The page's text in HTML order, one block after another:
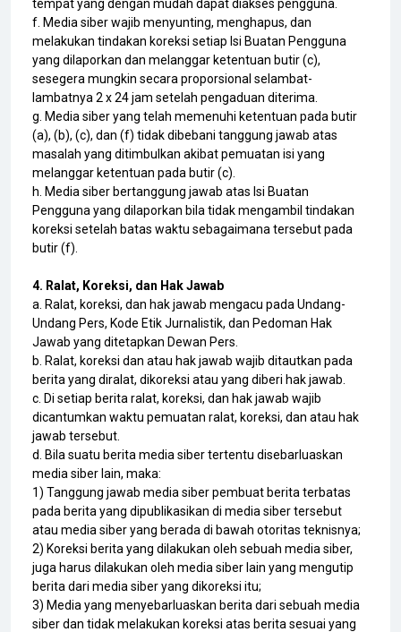
tempat yang dengan mudah dapat diakses pengguna.
f. Media siber wajib menyunting, menghapus, dan
melakukan tindakan koreksi setiap Isi Buatan Pengguna
yang dilaporkan dan melanggar ketentuan butir (c),
sesegera mungkin secara proporsional selambat-
lambatnya 2 x 24 jam setelah pengaduan diterima.
g. Media siber yang telah memenuhi ketentuan pada butir
(a), (b), (c), dan (f) tidak dibebani tanggung jawab atas
masalah yang ditimbulkan akibat pemuatan isi yang
melanggar ketentuan pada butir (c).
h. Media siber bertanggung jawab atas Isi Buatan
Pengguna yang dilaporkan bila tidak mengambil tindakan
koreksi setelah batas waktu sebagaimana tersebut pada
butir (f).
4. Ralat, Koreksi, dan Hak Jawab
a. Ralat, koreksi, dan hak jawab mengacu pada Undang-
Undang Pers, Kode Etik Jurnalistik, dan Pedoman Hak
Jawab yang ditetapkan Dewan Pers.
b. Ralat, koreksi dan atau hak jawab wajib ditautkan pada
berita yang diralat, dikoreksi atau yang diberi hak jawab.
c. Di setiap berita ralat, koreksi, dan hak jawab wajib
dicantumkan waktu pemuatan ralat, koreksi, dan atau hak
jawab tersebut.
d. Bila suatu berita media siber tertentu disebarluaskan
media siber lain, maka:
1) Tanggung jawab media siber pembuat berita terbatas
pada berita yang dipublikasikan di media siber tersebut
atau media siber yang berada di bawah otoritas teknisnya;
2) Koreksi berita yang dilakukan oleh sebuah media siber,
juga harus dilakukan oleh media siber lain yang mengutip
berita dari media siber yang dikoreksi itu;
3) Media yang menyebarluaskan berita dari sebuah media
siber dan tidak melakukan koreksi atas berita sesuai yang